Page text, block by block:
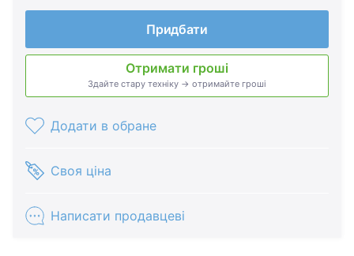
Придбати
Отримати гроші
Здайте стару техніку → отримайте гроші
Додати в обране
Своя ціна
Написати продавцеві